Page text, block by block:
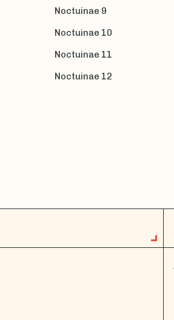
Noctuinae 9
Noctuinae 10
Noctuinae 11
Noctuinae 12